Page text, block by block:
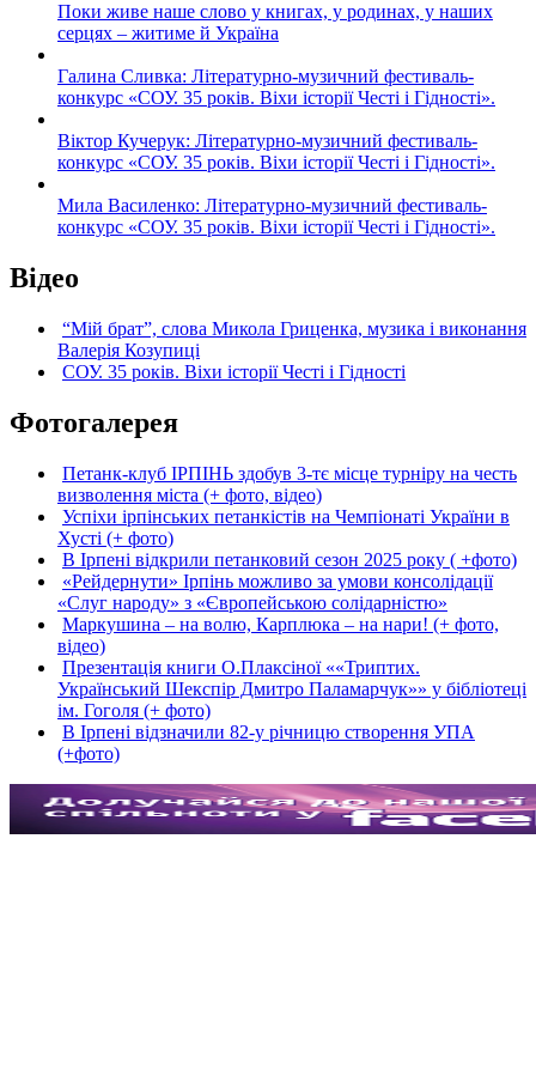
Поки живе наше слово у книгах, у родинах, у наших
серцях – житиме й Україна
Галина Сливка: Літературно-музичний фестиваль-
конкурс «СОУ. 35 років. Віхи історії Честі і Гідності».
Віктор Кучерук: Літературно-музичний фестиваль-
конкурс «СОУ. 35 років. Віхи історії Честі і Гідності».
Мила Василенко: Літературно-музичний фестиваль-
конкурс «СОУ. 35 років. Віхи історії Честі і Гідності».
Відео
“Мій брат”, слова Микола Гриценка, музика і виконання
Валерія Козупиці
СОУ. 35 років. Віхи історії Честі і Гідності
Фотогалерея
Петанк-клуб ІРПІНЬ здобув 3-тє місце турніру на честь
визволення міста (+ фото, відео)
Успіхи ірпінських петанкістів на Чемпіонаті України в
Хусті (+ фото)
В Ірпені відкрили петанковий сезон 2025 року ( +фото)
«Рейдернути» Ірпінь можливо за умови консолідації
«Слуг народу» з «Європейською солідарністю»
Маркушина – на волю, Карплюка – на нари! (+ фото,
відео)
Презентація книги О.Плаксіної ««Триптих.
Український Шекспір Дмитро Паламарчук»» у бібліотеці
ім. Гоголя (+ фото)
В Ірпені відзначили 82-у річницю створення УПА
(+фото)